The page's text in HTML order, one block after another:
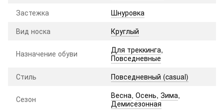
Застежка
Шнуровка
Вид носка
Круглый
Назначение обуви Для треккинга,
Повседневные
Стиль
Повседневный (casual)
Сезон Весна, Осень, Зима,
Демисезонная